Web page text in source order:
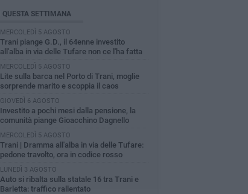
QUESTA SETTIMANA
MERCOLEDÌ 5 AGOSTO
Trani piange G.D., il 64enne investito
all'alba in via delle Tufare non ce l'ha fatta
MERCOLEDÌ 5 AGOSTO
Lite sulla barca nel Porto di Trani, moglie
sorprende marito e scoppia il caos
GIOVEDÌ 6 AGOSTO
Investito a pochi mesi dalla pensione, la
comunità piange Gioacchino Dagnello
MERCOLEDÌ 5 AGOSTO
Trani | Dramma all'alba in via delle Tufare:
pedone travolto, ora in codice rosso
LUNEDÌ 3 AGOSTO
Auto si ribalta sulla statale 16 tra Trani e
Barletta: traffico rallentato